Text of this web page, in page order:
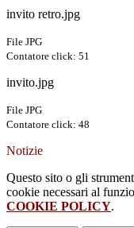
invito retro.jpg
File JPG
Contatore click: 51
invito.jpg
File JPG
Contatore click: 48
Notizie
Questo sito o gli
cookie necessari al
COOKIE POLICY.